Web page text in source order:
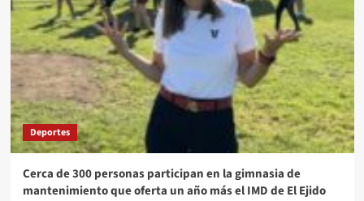
Deportes
Cerca de 300 personas participan en la gimnasia de
mantenimiento que oferta un año más el IMD de El Ejido